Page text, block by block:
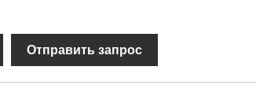
Отправить запрос